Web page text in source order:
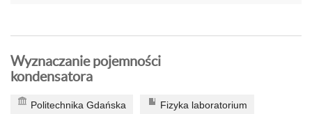
Wyznaczanie pojemności
kondensatora
Politechnika Gdańska Fizyka laboratorium